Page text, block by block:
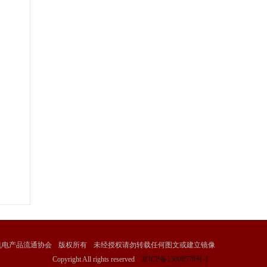
电产品流通协会 版权所有
未经授权请勿转载任何图文或建立镜像
Copyright All rights reserved
京ICP备13008578号-1